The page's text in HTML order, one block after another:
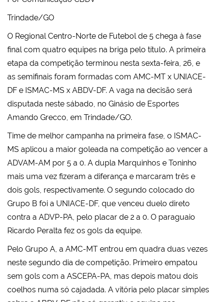
Trindade/GO
O Regional Centro-Norte de Futebol de 5 chega à fase
final com quatro equipes na briga pelo título. A primeira
etapa da competição terminou nesta sexta-feira, 26, e
as semifinais foram formadas com AMC-MT x UNIACE-
DF e ISMAC-MS x ABDV-DF. A vaga na decisão será
disputada neste sábado, no Ginásio de Esportes
Amando Grecco, em Trindade/GO.
Time de melhor campanha na primeira fase, o ISMAC-
MS aplicou a maior goleada na competição ao vencer a
ADVAM-AM por 5 a 0. A dupla Marquinhos e Toninho
mais uma vez fizeram a diferança e marcaram três e
dois gols, respectivamente. O segundo colocado do
Grupo B foi a UNIACE-DF, que venceu duelo direto
contra a ADVP-PA, pelo placar de 2 a 0. O paraguaio
Ricardo Peralta fez os gols da equipe.
Pelo Grupo A, a AMC-MT entrou em quadra duas vezes
neste segundo dia de competição. Primeiro empatou
sem gols com a ASCEPA-PA, mas depois matou dois
coelhos numa só cajadada. A vitória pelo placar simples